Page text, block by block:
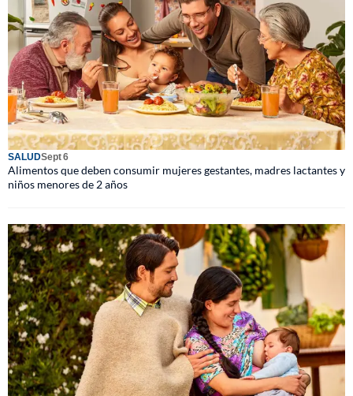
SALUDSept 6
Alimentos que deben consumir mujeres gestantes, madres lactantes y
niños menores de 2 años